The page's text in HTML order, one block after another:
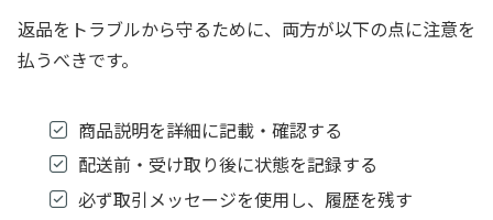
返品をトラブルから守るために、両方が以下の点に注意を
払うべきです。
商品説明を詳細に記載・確認する
配送前・受け取り後に状態を記録する
必ず取引メッセージを使用し、履歴を残す